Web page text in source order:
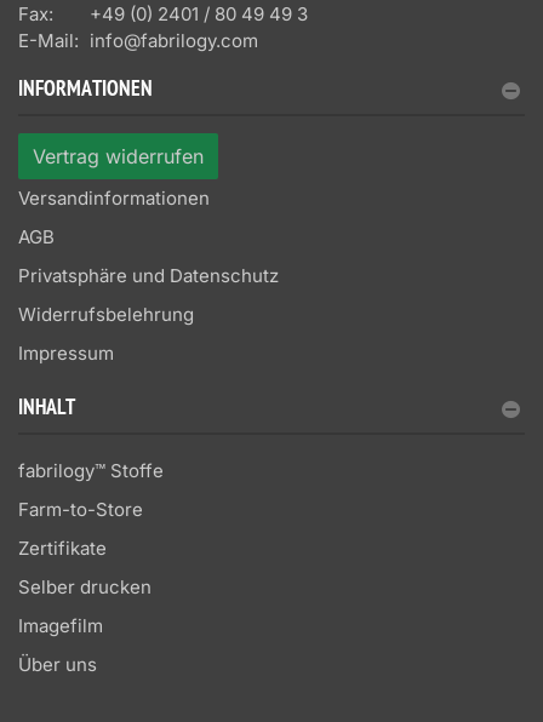
Fax:
+49 (0) 2401 / 80 49 49 3
E-Mail: info@fabrilogy.com
INFORMATIONEN
Vertrag widerrufen
Versandinformationen
AGB
Privatsphäre und Datenschutz
Widerrufsbelehrung
Impressum
INHALT
fabrilogy™ Stoffe
Farm-to-Store
Zertifikate
Selber drucken
Imagefilm
Über uns